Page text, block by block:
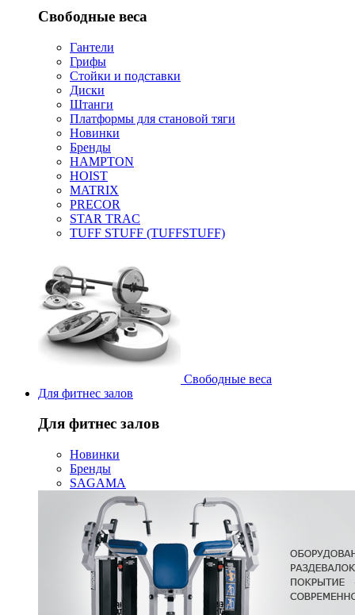
Свободные веса
Гантели
Грифы
Стойки и подставки
Диски
Штанги
Платформы для становой тяги
Новинки
Бренды
HAMPTON
HOIST
MATRIX
PRECOR
STAR TRAC
TUFF STUFF (TUFFSTUFF)
Свободные веса
Для фитнес залов
Для фитнес залов
Новинки
Бренды
SAGAMA